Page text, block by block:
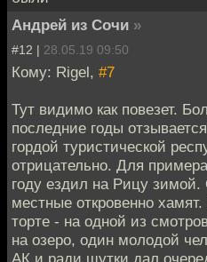
Андрей из Сочи »
#12 | 28.05.19 09:50
Кому: Rigel, #7
Тут видимо как повезет.
последние годы
гордой туристической
отрицательно. Для
году ездил на Рицу зимой.
местные откровенно
торте - на одной из
на озеро, один молодой